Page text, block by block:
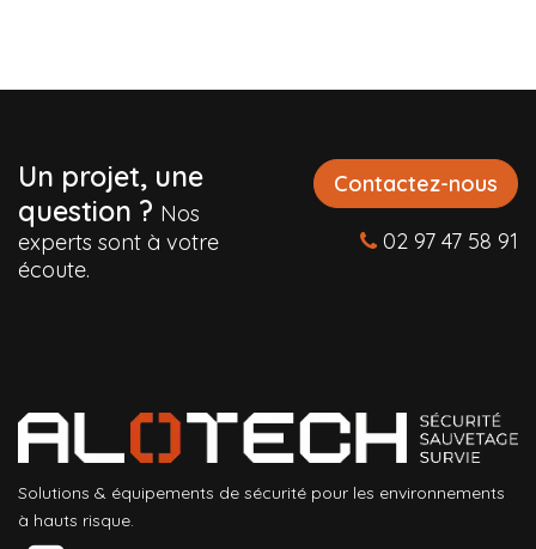
Un projet, une
question ? Nos
experts sont à votre
écoute.
Contactez-nous
02 97 47 58 91
Solutions & équipements de sécurité pour les environnements
à hauts risque.